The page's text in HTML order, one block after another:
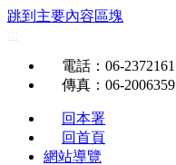
跳到主要內容區塊
電話 ：06-2372161
傳真 ：06-2006359
回本署
回首頁
網站導覽